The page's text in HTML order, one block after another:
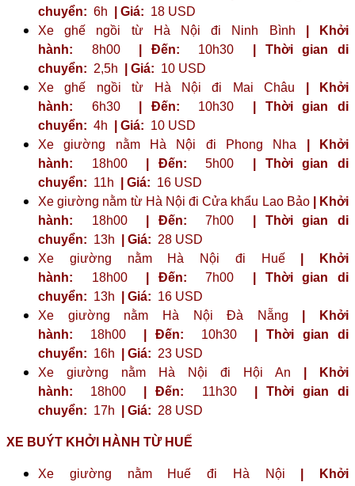
chuyển: 6h | Giá: 18 USD
Xe ghế ngồi từ Hà Nội đi Ninh Bình
| Khởi
hành: 8h00 | Đến: 10h30
| Thời gian di
chuyển: 2,5h | Giá: 10 USD
Xe ghế ngồi từ Hà Nội đi Mai Châu
| Khởi
hành: 6h30 | Đến: 10h30
| Thời gian di
chuyển: 4h | Giá: 10 USD
Xe giường nằm Hà Nội đi Phong Nha
| Khởi
hành: 18h00 | Đến: 5h00
| Thời gian di
chuyển: 11h | Giá: 16 USD
Xe giường nằm từ Hà Nội đi Cửa khẩu Lao Bảo
| Khởi
hành: 18h00 | Đến: 7h00
| Thời gian di
chuyển: 13h | Giá: 28 USD
Xe giường nằm Hà Nội đi Huế
| Khởi
hành: 18h00 | Đến: 7h00
| Thời gian di
chuyển: 13h | Giá: 16 USD
Xe giường nằm Hà Nội Đà Nẵng
| Khởi
hành: 18h00 | Đến: 10h30
| Thời gian di
chuyển: 16h | Giá: 23 ​​USD
Xe giường nằm Hà Nội đi Hội An
| Khởi
hành: 18h00 | Đến: 11h30
| Thời gian di
chuyển: 17h | Giá: 28 USD
XE BUÝT KHỞI HÀNH TỪ HUẾ
Xe giường nằm Huế đi Hà Nội
| Khởi